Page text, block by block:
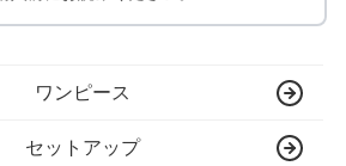
ワンピース
セットアップ